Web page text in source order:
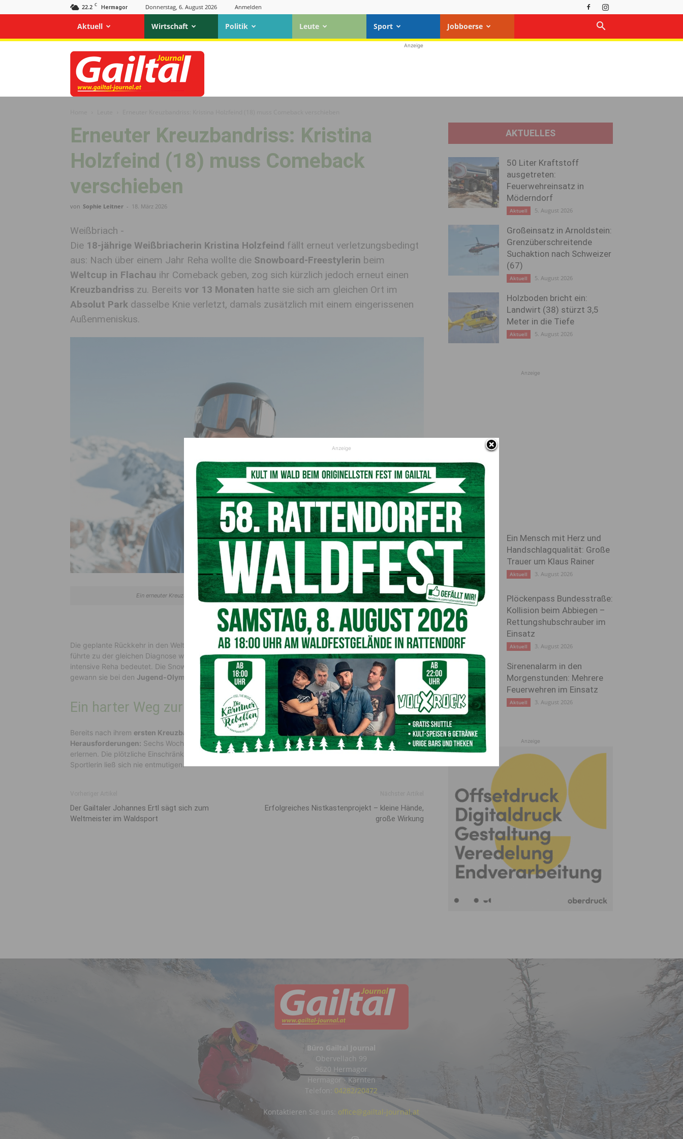
22.2 C Hermagor Donnerstag, 6. August 2026 Anmelden
Aktuell Wirtschaft Politik Leute Sport Jobboerse
Gailtal
Journal
Anzeige
Erneuter Kreuzbandriss: Kristina
Holzfeind (18) muss Comeback
verschieben
von Sophie Leitner - 18. März 2026
Weißbriach -
Die 18-jährige Weißbriacherin Kristina Holzfeind fällt erneut verletzungsbedingt
aus: Nach über einem Jahr Reha wollte die Snowboard-Freestylerin beim
Weltcup in Flachau ihr Comeback geben, zog sich kürzlich jedoch erneut einen
Kreuzbandriss zu. Bereits vor 13 Monaten hatte sie sich am gleichen Ort im
Absolut Park dasselbe Knie verletzt, damals zusätzlich mit einem eingerissenen
Außenmeniskus.
Ein erneuter Kreuzbandriss zwingt Kristina Holzfeind zu einer weiteren Zwangspause
© KK
Die geplante Rückkehr in den Weltcup wurde damit erneut verschoben. Ein zu weit geratener Sprung
führte zu der gleichen Diagnose wie im Vorjahr, was für Holzfeind eine weitere lange Zwangspause und
intensive Reha bedeutet. Die Snowboarderin gilt als österreichisches Nachwuchstalent: Vor drei Jahren
gewann sie bei den Jugend-Olympischen Spielensensationell Gold im Big-Air-Wettbewerb.
Ein harter Weg zurück
Bereits nach ihrem ersten Kreuzbandrisssprach Holzfeind offen über diekörperlichen und mentalen
Herausforderungen: Sechs Wochen lang konnte sie nicht laufen und musste das Gehen wieder neu
erlernen. Die plötzliche Einschränkung von„Hundert auf Null“war ein schwerer Schlag, doch die junge
Sportlerin ließ sich nie entmutigen.
Der Gailtaler Johannes Ertl sägt sich zum
Weltmeister im Waldsport
Erfolgreiches Nistkastenprojekt – kleine Hände,
große Wirkung
AKTUELLES
50 Liter Kraftstoff
ausgetreten:
Feuerwehreinsatz in
Möderndorf
Aktuell 5. August 2026
Großeinsatz in Arnoldstein:
Grenzüberschreitende
Suchaktion nach Schweizer
(67)
Aktuell 5. August 2026
Holzboden bricht ein:
Landwirt (38) stürzt 3,5
Meter in die Tiefe
Aktuell 5. August 2026
Anzeige
Ein Mensch mit Herz und
Handschlagqualität: Große
Trauer um Klaus Rainer
Aktuell 3. August 2026
Plöckenpass Bundesstraße:
Kollision beim Abbiegen –
Rettungshubschrauber im
Einsatz
Aktuell 3. August 2026
Sirenenalarm in den
Morgenstunden: Mehrere
Feuerwehren im Einsatz
Aktuell 3. August 2026
Anzeige
Büro Gailtal Journal
Obervellach 99
9620 Hermagor
Hermagor - Kärnten
Telefon: 04282/20472
Kontaktieren Sie uns: office@gailtal-journal.at
Anzeige